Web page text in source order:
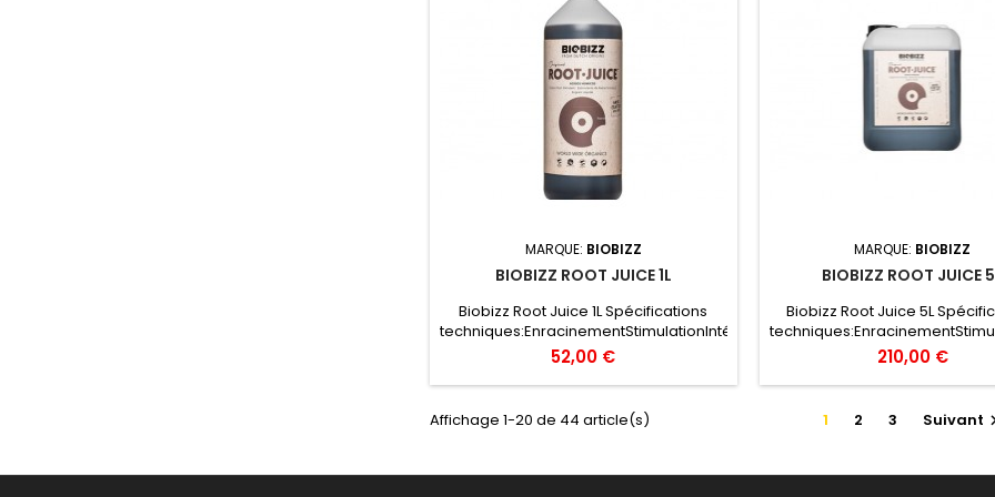
MARQUE: BIOBIZZ
BIOBIZZ ROOT JUICE 1L
Biobizz Root Juice 1L Spécifications
techniques:EnracinementStimulationIntérieurExtérieurArrosage
régulierSystèmes d’arrosagePlantes
hydroponiques -Dérivés du l’acide
humique etd’algues.-Stimule la
croissance de racinesvigoureuses.-
Prépare vos plantes pour
nutriments.
52,00 €
MARQUE: BIOBIZZ
BIOBIZZ ROOT JUICE
Biobizz Root Juice 5L
régulierSystèmes
hydroponiques -Dérivés du
humique etd’algues.-
croissance de
Prépare vos plantes pour
nutriments.
210,00 €
Affichage 1-20 de 44 article(s) 1 2 3 Suivant